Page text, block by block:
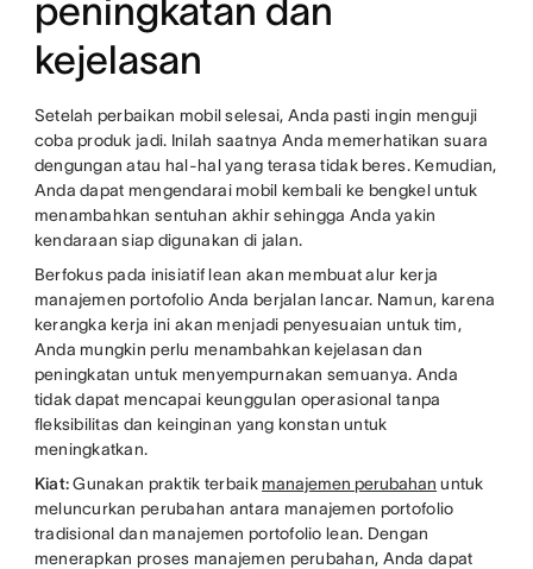
peningkatan dan
kejelasan
Setelah perbaikan mobil selesai, Anda pasti ingin menguji
coba produk jadi. Inilah saatnya Anda memerhatikan suara
dengungan atau hal-hal yang terasa tidak beres. Kemudian,
Anda dapat mengendarai mobil kembali ke bengkel untuk
menambahkan sentuhan akhir sehingga Anda yakin
kendaraan siap digunakan di jalan.
Berfokus pada inisiatif lean akan membuat alur kerja
manajemen portofolio Anda berjalan lancar. Namun, karena
kerangka kerja ini akan menjadi penyesuaian untuk tim,
Anda mungkin perlu menambahkan kejelasan dan
peningkatan untuk menyempurnakan semuanya. Anda
tidak dapat mencapai keunggulan operasional tanpa
fleksibilitas dan keinginan yang konstan untuk
meningkatkan.
Kiat:Gunakan praktik terbaik manajemen perubahan untuk
meluncurkan perubahan antara manajemen portofolio
tradisional dan manajemen portofolio lean. Dengan
menerapkan proses manajemen perubahan, Anda dapat